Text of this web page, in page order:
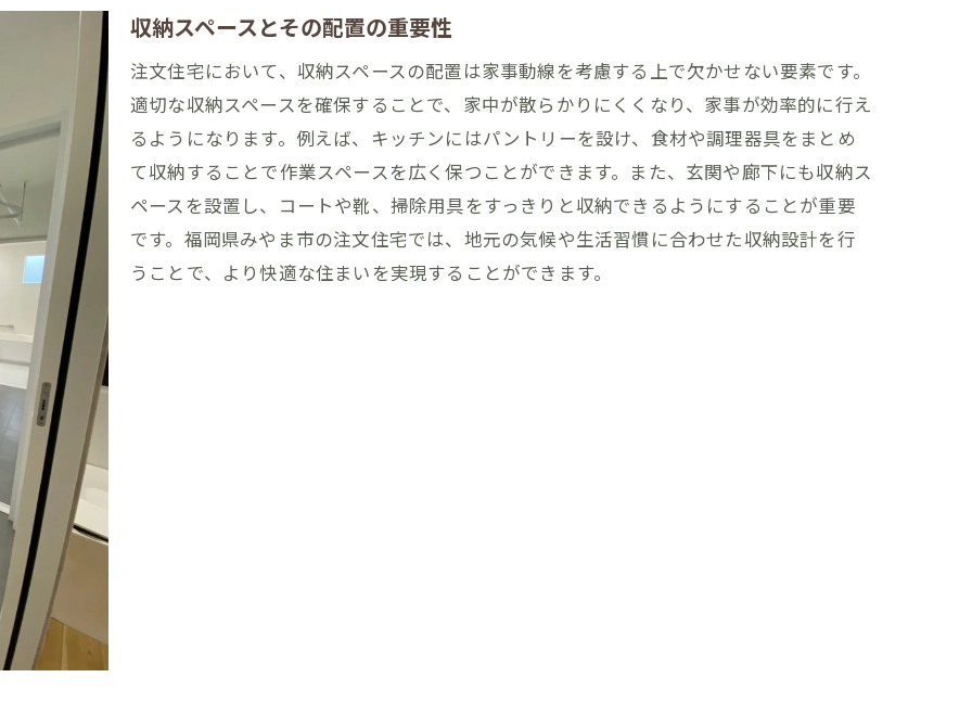
岡県みやま市の環境を活かした動線の工夫
宅で家事動線を重視した福岡県みやま市の暮らしやすい家づくり
事動線がもたらす生活の快適さ
ッチンの動線と収納スペースの工夫
濯動線とリビングの最適な配置
率的な家事動線を考慮した間取り
岡県みやま市の自然と家事動線の融合
らしやすい家づくりのための家事動線設計
収納スペースとその配置の重要性
注文住宅において、収納スペースの配置は家事動線を考慮する上で欠かせない要素です。
適切な収納スペースを確保することで、家中が散らかりにくくなり、家事が効率的に行え
るようになります。例えば、キッチンにはパントリーを設け、食材や調理器具をまとめ
て収納することで作業スペースを広く保つことができます。また、玄関や廊下にも収納ス
ペースを設置し、コートや靴、掃除用具をすっきりと収納できるようにすることが重要
です。福岡県みやま市の注文住宅では、地元の気候や生活習慣に合わせた収納設計を行
うことで、より快適な住まいを実現することができます。